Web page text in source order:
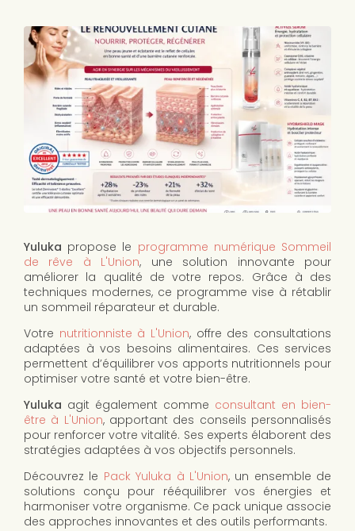
Yuluka propose le programme numérique Sommeil
de rêve à L'Union, une solution innovante pour
améliorer la qualité de votre repos. Grâce à des
techniques modernes, ce programme vise à rétablir
un sommeil réparateur et durable.
Votre nutritionniste à L'Union, offre des consultations
adaptées à vos besoins alimentaires. Ces services
permettent d’équilibrer vos apports nutritionnels pour
optimiser votre santé et votre bien-être.
Yuluka agit également comme consultant en bien-
être à L'Union, apportant des conseils personnalisés
pour renforcer votre vitalité. Ses experts élaborent des
stratégies adaptées à vos objectifs personnels.
Découvrez le Pack Yuluka à L'Union, un ensemble de
solutions conçu pour rééquilibrer vos énergies et
harmoniser votre organisme. Ce pack unique associe
des approches innovantes et des outils performants.